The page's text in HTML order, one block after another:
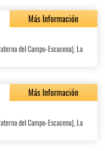
Más Información
del Campo-Escacena), La
Más Información
del Campo-Escacena), La